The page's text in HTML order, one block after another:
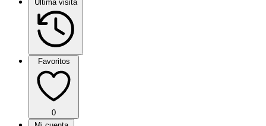
Última visita
Favoritos
0